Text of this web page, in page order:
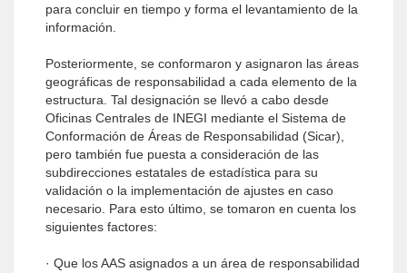
para concluir en tiempo y forma el levantamiento de la
información.
Posteriormente, se conformaron y asignaron las áreas
geográficas de responsabilidad a cada elemento de la
estructura. Tal designación se llevó a cabo desde
Oficinas Centrales de INEGI mediante el Sistema de
Conformación de Áreas de Responsabilidad (Sicar),
pero también fue puesta a consideración de las
subdirecciones estatales de estadística para su
validación o la implementación de ajustes en caso
necesario. Para esto último, se tomaron en cuenta los
siguientes factores:
· Que los AAS asignados a un área de responsabilidad